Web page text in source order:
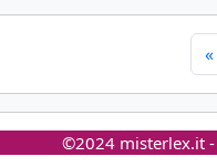
«
©2024 misterlex.it -